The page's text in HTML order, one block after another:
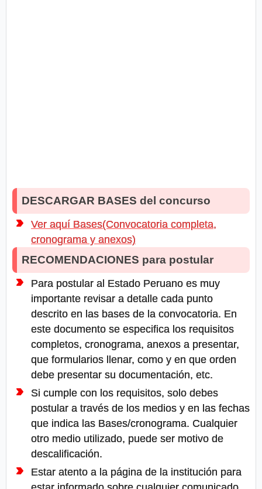
DESCARGAR BASES del concurso
Ver aquí Bases(Convocatoria completa,
cronograma y anexos)
RECOMENDACIONES para postular
Para postular al Estado Peruano es muy
importante revisar a detalle cada punto
descrito en las bases de la convocatoria. En
este documento se especifica los requisitos
completos, cronograma, anexos a presentar,
que formularios llenar, como y en que orden
debe presentar su documentación, etc.
Si cumple con los requisitos, solo debes
postular a través de los medios y en las fechas
que indica las Bases/cronograma. Cualquier
otro medio utilizado, puede ser motivo de
descalificación.
Estar atento a la página de la institución para